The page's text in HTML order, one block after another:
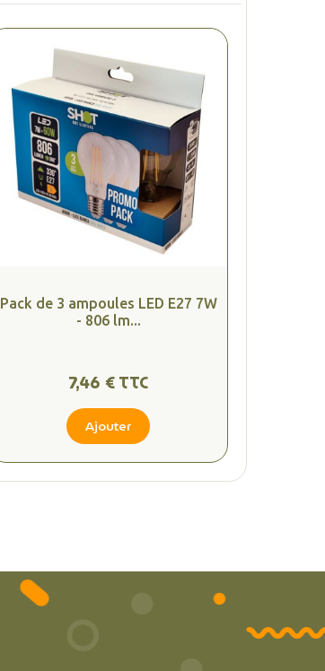
Pack de 3 ampoules LED E27 7W
- 806 lm...
7,46 € TTC
Ajouter